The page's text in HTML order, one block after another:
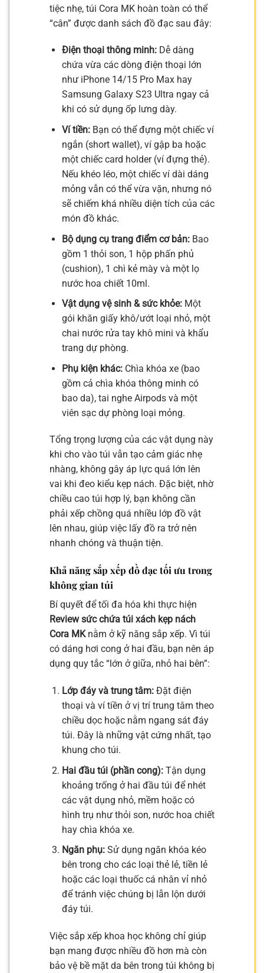
tiệc nhẹ, túi Cora MK hoàn toàn có thể
“cân” được danh sách đồ đạc sau đây:
Điện thoại thông minh:Dễ dàng
chứa vừa các dòng điện thoại lớn
như iPhone 14/15 Pro Max hay
Samsung Galaxy S23 Ultra ngay cả
khi có sử dụng ốp lưng dày.
Ví tiền:Bạn có thể đựng một chiếc ví
ngắn (short wallet), ví gập ba hoặc
một chiếc card holder (ví đựng thẻ).
Nếu khéo léo, một chiếc ví dài dáng
mỏng vẫn có thể vừa vặn, nhưng nó
sẽ chiếm khá nhiều diện tích của các
món đồ khác.
Bộ dụng cụ trang điểm cơ bản:Bao
gồm 1 thỏi son, 1 hộp phấn phủ
(cushion), 1 chì kẻ mày và một lọ
nước hoa chiết 10ml.
Vật dụng vệ sinh & sức khỏe:Một
gói khăn giấy khô/ướt loại nhỏ, một
chai nước rửa tay khô mini và khẩu
trang dự phòng.
Phụ kiện khác:Chìa khóa xe (bao
gồm cả chìa khóa thông minh có
bao da), tai nghe Airpods và một
viên sạc dự phòng loại mỏng.
Tổng trọng lượng của các vật dụng này
khi cho vào túi vẫn tạo cảm giác nhẹ
nhàng, không gây áp lực quá lớn lên
vai khi đeo kiểu kẹp nách. Đặc biệt, nhờ
chiều cao túi hợp lý, bạn không cần
phải xếp chồng quá nhiều lớp đồ vật
lên nhau, giúp việc lấy đồ ra trở nên
nhanh chóng và thuận tiện.
Khả năng sắp xếp đồ đạc tối ưu trong
không gian túi
Bí quyết để tối đa hóa khi thực hiện
Review sức chứa túi xách kẹp nách
Cora MKnằm ở kỹ năng sắp xếp. Vì túi
có dáng hơi cong ở hai đầu, bạn nên áp
dụng quy tắc “lớn ở giữa, nhỏ hai bên”:
Lớp đáy và trung tâm:Đặt điện
thoại và ví tiền ở vị trí trung tâm theo
chiều dọc hoặc nằm ngang sát đáy
túi. Đây là những vật cứng nhất, tạo
khung cho túi.
Hai đầu túi (phần cong):Tận dụng
khoảng trống ở hai đầu túi để nhét
các vật dụng nhỏ, mềm hoặc có
hình trụ như thỏi son, nước hoa chiết
hay chìa khóa xe.
Ngăn phụ:Sử dụng ngăn khóa kéo
bên trong cho các loại thẻ lẻ, tiền lẻ
hoặc các loại thuốc cá nhân vỉ nhỏ
để tránh việc chúng bị lẫn lộn dưới
đáy túi.
Việc sắp xếp khoa học không chỉ giúp
bạn mang được nhiều đồ hơn mà còn
bảo vệ bề mặt da bên trong túi không bị